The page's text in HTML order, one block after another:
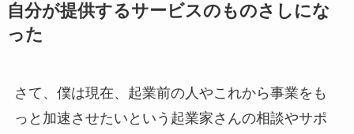
自分が提供するサービスのものさしにな
った
さて、僕は現在、起業前の人やこれから事業をも
っと加速させたいという起業家さんの相談やサポ